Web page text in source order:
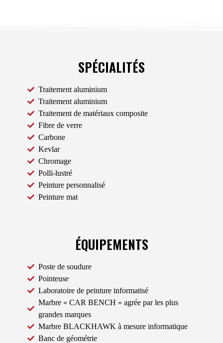
SPÉCIALITÉS
Traitement aluminium
Traitement aluminium
Traitement de matériaux composite
Fibre de verre
Carbone
Kevlar
Chromage
Polli-lustré
Peinture personnalisé
Peinture mat
ÉQUIPEMENTS
Poste de soudure
Pointeuse
Laboratoire de peinture informatisé
Marbre « CAR BENCH » agrée par les plus
grandes marques
Marbre BLACKHAWK à mesure informatique
Banc de géométrie